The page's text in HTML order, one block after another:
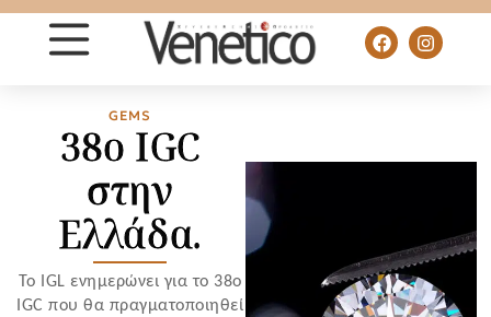
GEMS
38ο IGC
στην
Ελλάδα.
Το IGL ενημερώνει για το 38o
IGC που θα πραγματοποιηθεί